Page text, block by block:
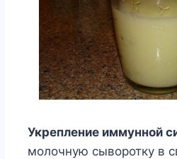
Укрепление иммунной
молочную сыворотку в